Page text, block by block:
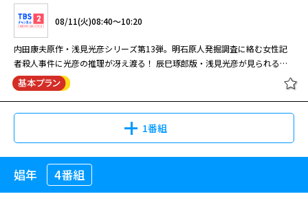
橋田壽賀子ドラマ「渡る世間は鬼ば
かり」(第9シリーズ) #15[字]
08/11(火)11:00～12:00
橋田壽賀子脚本による国民的ホームドラマ第9シリーズ。嫁いだ5人の娘た
ちと父親を中心に、それぞれの家庭や周囲の人々の暮らしを描く。
08/11(火)08:40～10:20
内田康夫原作・浅見光彦シリーズ第13弾。明石原人発掘調査に絡む女性記
者殺人事件に光彦の推理が冴え渡る！ 辰巳琢郎版・浅見光彦が見られる最
後の作品。
1番組
娼年 4番組